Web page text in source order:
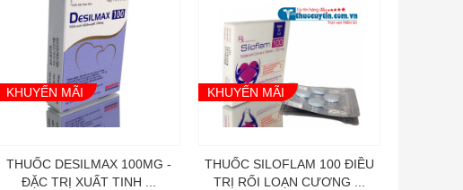
KHUYẾN MÃI
THUỐC DESILMAX 100MG -
ĐẶC TRỊ XUẤT TINH ...
KHUYẾN MÃI
THUỐC SILOFLAM 100 ĐIỀU
TRỊ RỐI LOẠN CƯƠNG ...